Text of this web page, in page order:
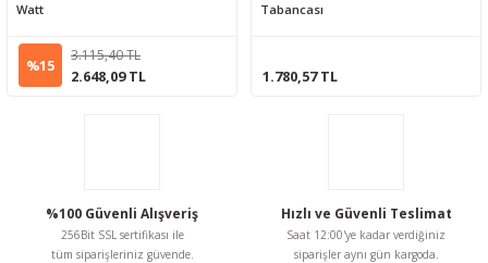
Watt
%15
3.115,40 TL
2.648,09 TL
Tabancası
1.780,57 TL
%100 Güvenli Alışveriş
256Bit SSL sertifikası ile
tüm siparişleriniz güvende.
Hızlı ve Güvenli Teslimat
Saat 12:00'ye kadar verdiğiniz
siparişler aynı gün kargoda.